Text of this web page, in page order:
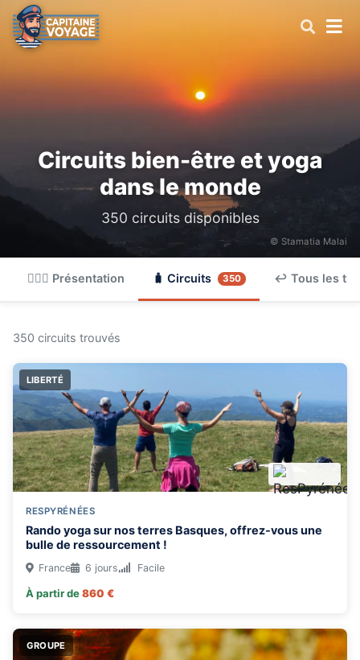
© Stamatia Malai
Circuits bien-être et yoga
dans le monde
350 circuits disponibles
🧘🏽‍♀️ Présentation 🧳 Circuits 350 ↩ Tous les
DURÉE
1 semaine 2 semaines 3 semaines
+3 semaines
TYPE DE VOYAGE
Groupe Liberté
DESTINATION
Toutes les destinations
Allemagne
Cap-Vert
350 circuits trouvés
LIBERTÉ
RESPYRÉNÉES
Rando yoga sur nos terres Basques, offrez-vous une
bulle de ressourcement !
France 6 jours Facile
À partir de860 €
GROUPE